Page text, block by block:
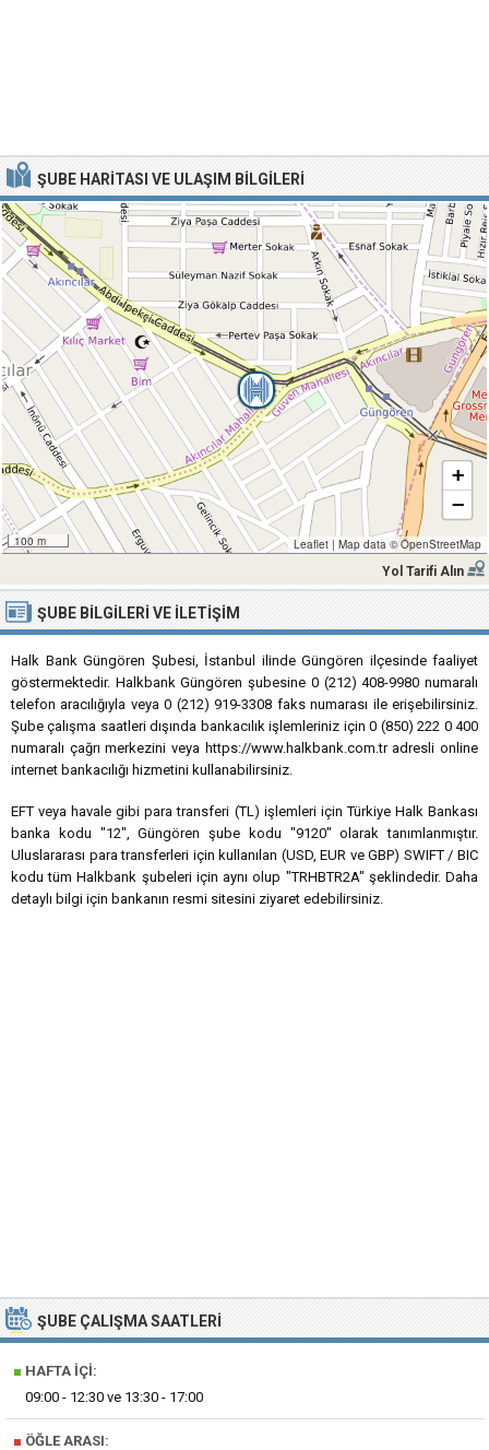
ŞUBE HARITASI VE ULAŞIM BILGILERI
100 m
+
−
Leaflet | Map data ©OpenStreetMap
Yol Tarifi Alın
ŞUBE BILGILERI VE İLETIŞIM
Halk Bank Güngören Şubesi, İstanbul ilinde Güngören ilçesinde faaliyet
göstermektedir. Halkbank Güngören şubesine 0 (212) 408-9980 numaralı
telefon aracılığıyla veya 0 (212) 919-3308 faks numarası ile erişebilirsiniz.
Şube çalışma saatleri dışında bankacılık işlemleriniz için 0 (850) 222 0 400
numaralı çağrı merkezini veya https://www.halkbank.com.tr adresli online
internet bankacılığı hizmetini kullanabilirsiniz.
EFT veya havale gibi para transferi (TL) işlemleri için Türkiye Halk Bankası
banka kodu "12", Güngören şube kodu "9120" olarak tanımlanmıştır.
Uluslararası para transferleri için kullanılan (USD, EUR ve GBP) SWIFT / BIC
kodu tüm Halkbank şubeleri için aynı olup "TRHBTR2A" şeklindedir. Daha
detaylı bilgi için bankanın resmi sitesini ziyaret edebilirsiniz.
ŞUBE ÇALIŞMA SAATLERI
■ HAFTA İÇI:
09:00 - 12:30 ve 13:30 - 17:00
■ ÖĞLE ARASI: